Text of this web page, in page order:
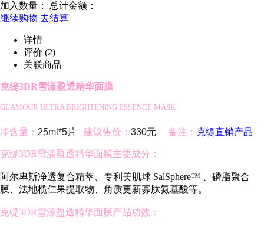
加入数量： 总计金额：
继续购物 去结算
详情
评价 (2)
关联商品
克缇3DR雪漾盈透精华面膜
GLAMOUR ULTRA BRIGHTENING ESSENCE MASK
净含量： 25ml*5片 建议售价： 330元 备注： 克缇直销产品
克缇3DR雪漾盈透精华面膜主要成分：
阿尔卑斯净透复合精萃、专利美肌球 SalSphere™ 、磷脂聚合
膜、法地榄仁果提取物、角质更新寡肽氨基酸等。
克缇3DR雪漾盈透精华面膜产品功效：